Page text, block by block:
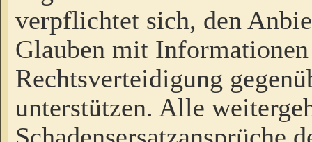
verpflichtet sich, den
Glauben mit
Rechtsverteidigung
unterstützen. Alle
Schadensersatzansprüche